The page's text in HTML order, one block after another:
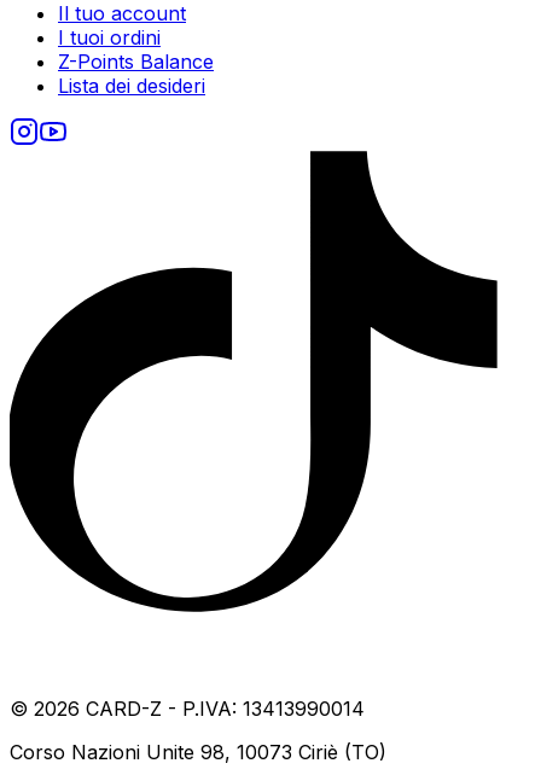
Il tuo account
I tuoi ordini
Z-Points Balance
Lista dei desideri
© 2026 CARD-Z - P.IVA: 13413990014
Corso Nazioni Unite 98, 10073 Ciriè (TO)